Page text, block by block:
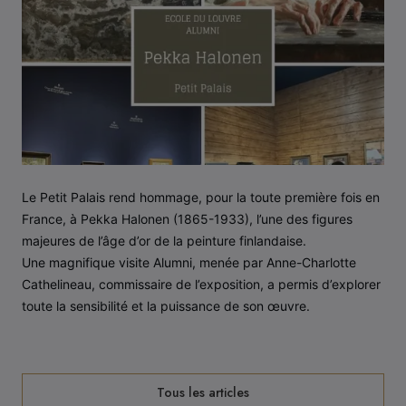
Le Petit Palais rend hommage, pour la toute première fois en
France, à Pekka Halonen (1865-1933), l’une des figures
majeures de l’âge d’or de la peinture finlandaise.
Une magnifique visite Alumni, menée par Anne-Charlotte
Cathelineau, commissaire de l’exposition, a permis d’explorer
toute la sensibilité et la puissance de son œuvre.
Tous les articles